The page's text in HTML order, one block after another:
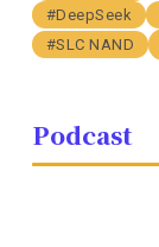
#DeepSeek
#SLC NAND
Podcast